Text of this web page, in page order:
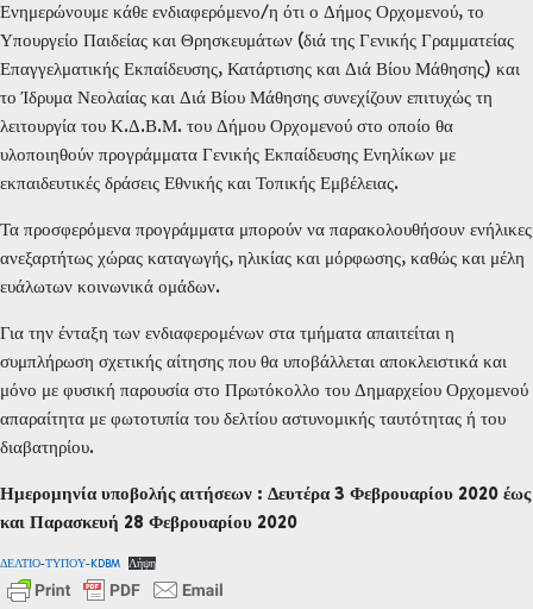
Ενημερώνουμε κάθε ενδιαφερόμενο/η ότι ο Δήμος Ορχομενού, το
Υπουργείο Παιδείας και Θρησκευμάτων (διά της Γενικής Γραμματείας
Επαγγελματικής Εκπαίδευσης, Κατάρτισης και Διά Βίου Μάθησης) και
το Ίδρυμα Νεολαίας και Διά Βίου Μάθησης συνεχίζουν επιτυχώς τη
λειτουργία του Κ.Δ.Β.Μ. του Δήμου Ορχομενού στο οποίο θα
υλοποιηθούν προγράμματα Γενικής Εκπαίδευσης Ενηλίκων με
εκπαιδευτικές δράσεις Εθνικής και Τοπικής Εμβέλειας.
Τα προσφερόμενα προγράμματα μπορούν να παρακολουθήσουν ενήλικες
ανεξαρτήτως χώρας καταγωγής, ηλικίας και μόρφωσης, καθώς και μέλη
ευάλωτων κοινωνικά ομάδων.
Για την ένταξη των ενδιαφερομένων στα τμήματα απαιτείται η
συμπλήρωση σχετικής αίτησης που θα υποβάλλεται αποκλειστικά και
μόνο με φυσική παρουσία στο Πρωτόκολλο του Δημαρχείου Ορχομενού
απαραίτητα με φωτοτυπία του δελτίου αστυνομικής ταυτότητας ή του
διαβατηρίου.
Ημερομηνία υποβολής αιτήσεων : Δευτέρα 3 Φεβρουαρίου 2020 έως
και Παρασκευή 28 Φεβρουαρίου 2020
ΔΕΛΤΙΟ-ΤΥΠΟΥ-KDBM Λήψη